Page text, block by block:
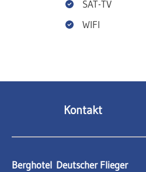
SAT-TV
WIFI
Kontakt
Berghotel Deutscher Flieger